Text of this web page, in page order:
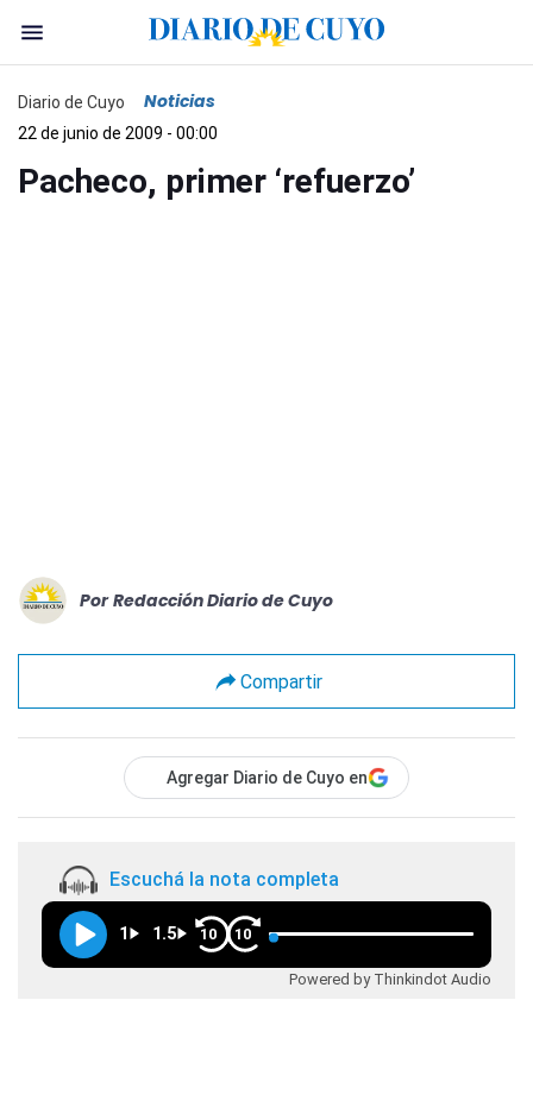
Diario de Cuyo Noticias
22 de junio de 2009 - 00:00
Pacheco, primer ‘refuerzo’
Por Redacción Diario de Cuyo
Compartir
Agregar Diario de Cuyo en
Escuchá la nota completa
1 1.5 10 10
Powered by Thinkindot Audio